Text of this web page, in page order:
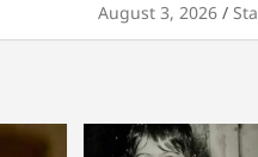
August 3, 2026